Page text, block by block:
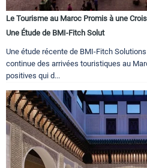
Le Tourisme au Maroc Promis à une
Une Étude de BMI-Fitch Solut
Une étude récente de BMI-Fitch
continue des arrivées touristiques au
positives qui d...